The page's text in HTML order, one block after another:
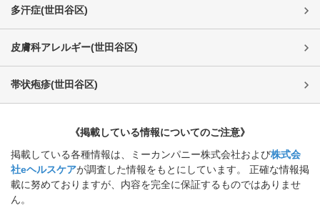
多汗症(世田谷区)
皮膚科アレルギー(世田谷区)
帯状疱疹(世田谷区)
《掲載している情報についてのご注意》
掲載している各種情報は、ミーカンパニー株式会社および株式会
社eヘルスケアが調査した情報をもとにしています。 正確な情報掲
載に努めておりますが、内容を完全に保証するものではありませ
ん。